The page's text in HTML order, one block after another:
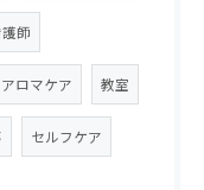
師
アロマケア 教室
セルフケア